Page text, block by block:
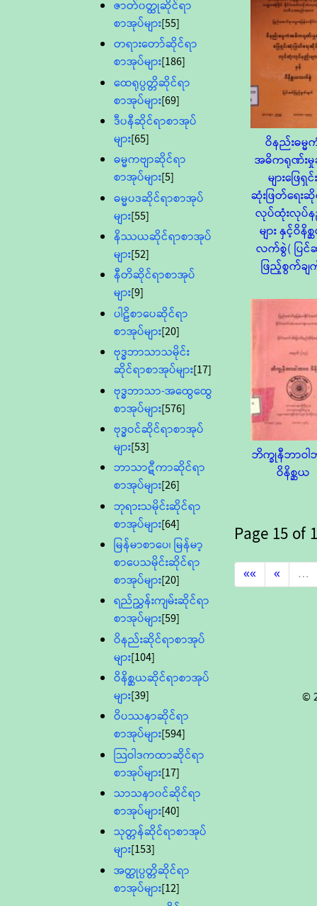
ဇာတ်၀တ္ထုဆိုင်ရာ
စာအုပ်များ[55]
တရားတော်ဆိုင်ရာ
စာအုပ်များ[186]
ထေရုပ္ပတ္တိဆိုင်ရာ
စာအုပ်များ[69]
ဒီပနီဆိုင်ရာစာအုပ်
များ[65]
ဓမ္မကဗျာဆိုင်ရာ
စာအုပ်များ[5]
ဓမ္မပဒဆိုင်ရာစာအုပ်
များ[55]
နိဿယဆိုင်ရာစာအုပ်
များ[52]
နီတိဆိုင်ရာစာအုပ်
များ[9]
ပါဠိစာပေဆိုင်ရာ
စာအုပ်များ[20]
ဗုဒ္ဓဘာသာသမိုင်း
ဆိုင်ရာစာအုပ်များ[17]
ဗုဒ္ဓဘာသာ-အထွေထွေ
စာအုပ်များ[576]
ဗုဒ္ဓဝင်ဆိုင်ရာစာအုပ်
များ[53]
ဘာသာဋီကာဆိုင်ရာ
စာအုပ်များ[26]
ဘုရားသမိုင်းဆိုင်ရာ
စာအုပ်များ[64]
မြန်မာစာပေ၊ မြန်မာ့
စာပေသမိုင်းဆိုင်ရာ
စာအုပ်များ[20]
ရည်ညွှန်းကျမ်းဆိုင်ရာ
စာအုပ်များ[59]
ဝိနည်းဆိုင်ရာစာအုပ်
များ[104]
ဝိနိစ္ဆယဆိုင်ရာစာအုပ်
များ[39]
ဝိပဿနာဆိုင်ရာ
စာအုပ်များ[594]
သြဝါဒကထာဆိုင်ရာ
စာအုပ်များ[17]
သာသနာ၀င်ဆိုင်ရာ
စာအုပ်များ[40]
သုတ္တန်ဆိုင်ရာစာအုပ်
များ[153]
အတ္ထုပ္ပတ္တိဆိုင်ရာ
စာအုပ်များ[12]
ဝိနည်းဓမ္မ
အဓိကရုဏ်းမှု
များဖြေရှင်
ဆုံးဖြတ်ရေး
လုပ်ထုံးလုပ်
များ နှင့်ဝိနိ
လက်စွဲ( ပြ
ဖြည့်စွက်ချ
ဘိက္ခုနီဘာဝါ
ဝိနိစ္ဆယ
Page15of
«« « …
©